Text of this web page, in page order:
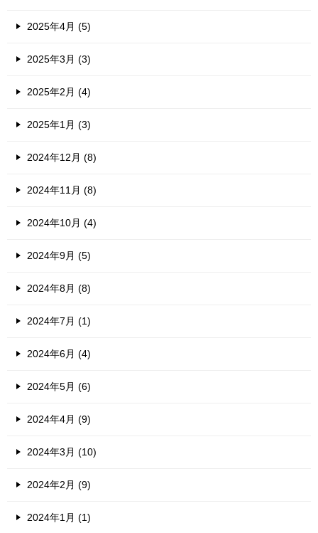
2025年4月 (5)
2025年3月 (3)
2025年2月 (4)
2025年1月 (3)
2024年12月 (8)
2024年11月 (8)
2024年10月 (4)
2024年9月 (5)
2024年8月 (8)
2024年7月 (1)
2024年6月 (4)
2024年5月 (6)
2024年4月 (9)
2024年3月 (10)
2024年2月 (9)
2024年1月 (1)